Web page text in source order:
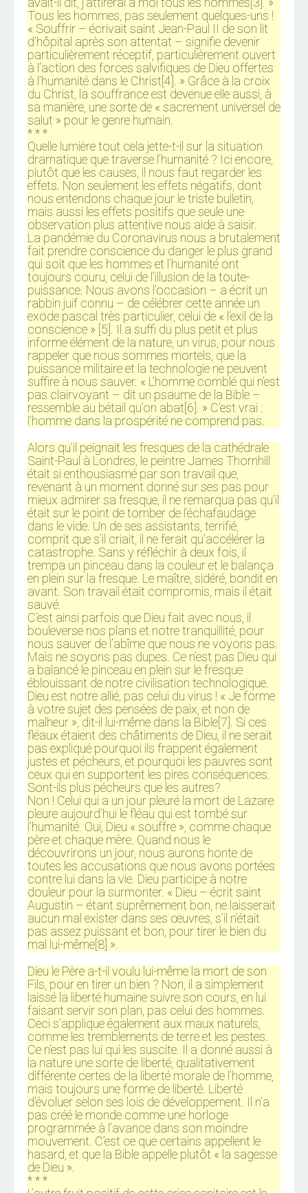
Tous les hommes, pas seulement quelques-uns !
« Souffrir – écrivait saint Jean-Paul II de son lit
d’hôpital après son attentat – signifie devenir
particulièrement réceptif, particulièrement ouvert
à l’action des forces salvifiques de Dieu offertes
à l’humanité dans le Christ[4]. » Grâce à la croix
du Christ, la souffrance est devenue elle aussi, à
sa manière, une sorte de « sacrement universel de
salut » pour le genre humain.
* * *
Quelle lumière tout cela jette-t-il sur la situation
dramatique que traverse l’humanité ? Ici encore,
plutôt que les causes, il nous faut regarder les
effets. Non seulement les effets négatifs, dont
nous entendons chaque jour le triste bulletin,
mais aussi les effets positifs que seule une
observation plus attentive nous aide à saisir.
La pandémie du Coronavirus nous a brutalement
fait prendre conscience du danger le plus grand
qui soit que les hommes et l’humanité ont
toujours couru, celui de l’illusion de la toute-
puissance. Nous avons l’occasion – a écrit un
rabbin juif connu – de célébrer cette année un
exode pascal très particulier, celui de « l’exil de la
conscience » [5]. Il a suffi du plus petit et plus
informe élément de la nature, un virus, pour nous
rappeler que nous sommes mortels, que la
puissance militaire et la technologie ne peuvent
suffire à nous sauver. « L’homme comblé qui n’est
pas clairvoyant – dit un psaume de la Bible –
ressemble au bétail qu’on abat[6]. » C’est vrai :
l’homme dans la prospérité ne comprend pas.
Alors qu’il peignait les fresques de la cathédrale
Saint-Paul à Londres, le peintre James Thornhill
était si enthousiasmé par son travail que,
revenant à un moment donné sur ses pas pour
mieux admirer sa fresque, il ne remarqua pas qu’il
était sur le point de tomber de l’échafaudage
dans le vide. Un de ses assistants, terrifié,
comprit que s’il criait, il ne ferait qu’accélérer la
catastrophe. Sans y réfléchir à deux fois, il
trempa un pinceau dans la couleur et le balança
en plein sur la fresque. Le maître, sidéré, bondit en
avant. Son travail était compromis, mais il était
sauvé.
C’est ainsi parfois que Dieu fait avec nous, il
bouleverse nos plans et notre tranquillité, pour
nous sauver de l’abîme que nous ne voyons pas.
Mais ne soyons pas dupes. Ce n’est pas Dieu qui
a balancé le pinceau en plein sur le fresque
éblouissant de notre civilisation technologique.
Dieu est notre allié, pas celui du virus ! « Je forme
à votre sujet des pensées de paix, et non de
malheur », dit-il lui-même dans la Bible[7]. Si ces
fléaux étaient des châtiments de Dieu, il ne serait
pas expliqué pourquoi ils frappent également
justes et pécheurs, et pourquoi les pauvres sont
ceux qui en supportent les pires conséquences.
Sont-ils plus pécheurs que les autres?
Non ! Celui qui a un jour pleuré la mort de Lazare
pleure aujourd’hui le fléau qui est tombé sur
l’humanité. Oui, Dieu « souffre », comme chaque
père et chaque mère. Quand nous le
découvrirons un jour, nous aurons honte de
toutes les accusations que nous avons portées
contre lui dans la vie. Dieu participe à notre
douleur pour la surmonter. « Dieu – écrit saint
Augustin – étant suprêmement bon, ne laisserait
aucun mal exister dans ses œuvres, s’il n’était
pas assez puissant et bon, pour tirer le bien du
mal lui-même[8] ».
Dieu le Père a-t-il voulu lui-même la mort de son
Fils, pour en tirer un bien ? Non, il a simplement
laissé la liberté humaine suivre son cours, en lui
faisant servir son plan, pas celui des hommes.
Ceci s’applique également aux maux naturels,
comme les tremblements de terre et les pestes.
Ce n’est pas lui qui les suscite. Il a donné aussi à
la nature une sorte de liberté, qualitativement
différente certes de la liberté morale de l’homme,
mais toujours une forme de liberté. Liberté
d’évoluer selon ses lois de développement. Il n’a
pas créé le monde comme une horloge
programmée à l’avance dans son moindre
mouvement. C’est ce que certains appellent le
hasard, et que la Bible appelle plutôt « la sagesse
de Dieu ».
* * *